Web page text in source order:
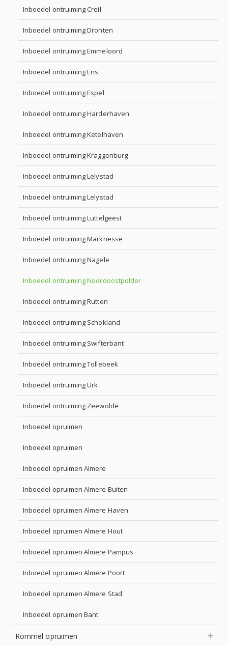
Inboedel ontruiming Creil
Inboedel ontruiming Dronten
Inboedel ontruiming Emmeloord
Inboedel ontruiming Ens
Inboedel ontruiming Espel
Inboedel ontruiming Harderhaven
Inboedel ontruiming Ketelhaven
Inboedel ontruiming Kraggenburg
Inboedel ontruiming Lelystad
Inboedel ontruiming Lelystad
Inboedel ontruiming Luttelgeest
Inboedel ontruiming Marknesse
Inboedel ontruiming Nagele
Inboedel ontruiming Noordoostpolder
Inboedel ontruiming Rutten
Inboedel ontruiming Schokland
Inboedel ontruiming Swifterbant
Inboedel ontruiming Tollebeek
Inboedel ontruiming Urk
Inboedel ontruiming Zeewolde
Inboedel opruimen
Inboedel opruimen
Inboedel opruimen Almere
Inboedel opruimen Almere Buiten
Inboedel opruimen Almere Haven
Inboedel opruimen Almere Hout
Inboedel opruimen Almere Pampus
Inboedel opruimen Almere Poort
Inboedel opruimen Almere Stad
Inboedel opruimen Bant
Rommel opruimen